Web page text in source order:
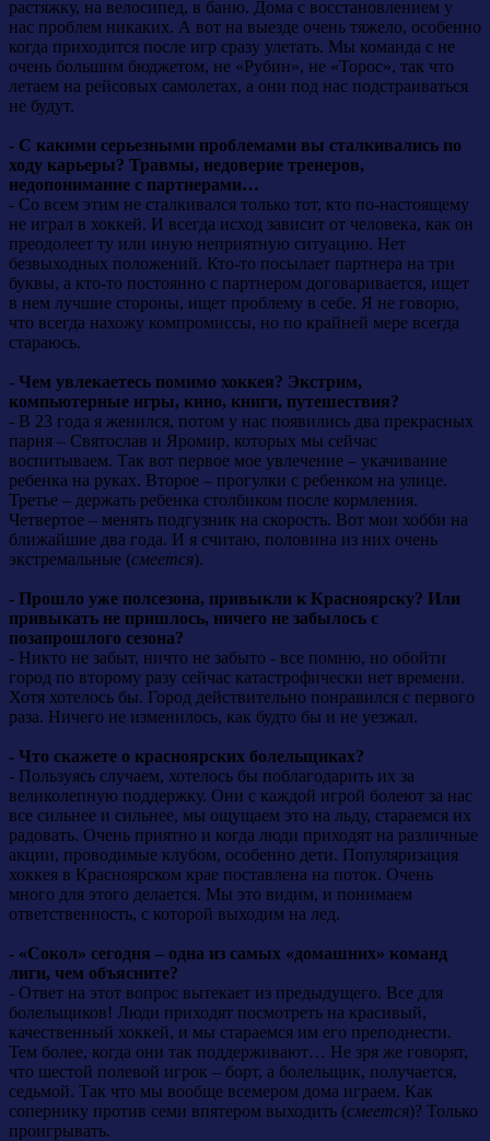
растяжку, на велосипед, в баню. Дома с восстановлением у
нас проблем никаких. А вот на выезде очень тяжело, особенно
когда приходится после игр сразу улетать. Мы команда с не
очень большим бюджетом, не «Рубин», не «Торос», так что
летаем на рейсовых самолетах, а они под нас подстраиваться
не будут.
- С какими серьезными проблемами вы сталкивались по
ходу карьеры? Травмы, недоверие тренеров,
недопонимание с партнерами…
- Со всем этим не сталкивался только тот, кто по-настоящему
не играл в хоккей. И всегда исход зависит от человека, как он
преодолеет ту или иную неприятную ситуацию. Нет
безвыходных положений. Кто-то посылает партнера на три
буквы, а кто-то постоянно с партнером договаривается, ищет
в нем лучшие стороны, ищет проблему в себе. Я не говорю,
что всегда нахожу компромиссы, но по крайней мере всегда
стараюсь.
- Чем увлекаетесь помимо хоккея? Экстрим,
компьютерные игры, кино, книги, путешествия?
- В 23 года я женился, потом у нас появились два прекрасных
парня – Святослав и Яромир, которых мы сейчас
воспитываем. Так вот первое мое увлечение – укачивание
ребенка на руках. Второе – прогулки с ребенком на улице.
Третье – держать ребенка столбиком после кормления.
Четвертое – менять подгузник на скорость. Вот мои хобби на
ближайшие два года. И я считаю, половина из них очень
экстремальные (смеется).
- Прошло уже полсезона, привыкли к Красноярску? Или
привыкать не пришлось, ничего не забылось с
позапрошлого сезона?
- Никто не забыт, ничто не забыто - все помню, но обойти
город по второму разу сейчас катастрофически нет времени.
Хотя хотелось бы. Город действительно понравился с первого
раза. Ничего не изменилось, как будто бы и не уезжал.
- Что скажете о красноярских болельщиках?
- Пользуясь случаем, хотелось бы поблагодарить их за
великолепную поддержку. Они с каждой игрой болеют за нас
все сильнее и сильнее, мы ощущаем это на льду, стараемся их
радовать. Очень приятно и когда люди приходят на различные
акции, проводимые клубом, особенно дети. Популяризация
хоккея в Красноярском крае поставлена на поток. Очень
много для этого делается. Мы это видим, и понимаем
ответственность, с которой выходим на лед.
- «Сокол» сегодня – одна из самых «домашних» команд
лиги, чем объясните?
- Ответ на этот вопрос вытекает из предыдущего. Все для
болельщиков! Люди приходят посмотреть на красивый,
качественный хоккей, и мы стараемся им его преподнести.
Тем более, когда они так поддерживают… Не зря же говорят,
что шестой полевой игрок – борт, а болельщик, получается,
седьмой. Так что мы вообще всемером дома играем. Как
сопернику против семи впятером выходить (смеется)? Только
проигрывать.